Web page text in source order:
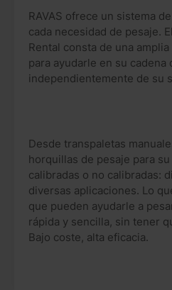
RAVAS ofrece un sistema
cada necesidad de pesaje.
Rental consta de una
para ayudarle en su cadena
independientemente de su
Desde transpaletas
horquillas de pesaje para
calibradas o no calibradas:
diversas aplicaciones. Lo
que pueden ayudarle a
rápida y sencilla, sin tener
Bajo coste, alta eficacia.